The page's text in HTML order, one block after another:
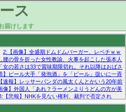
ス
届けします
2:【画像】全盛期ドムドムバーガー、レベチｗｗ
腰の骨を折った女性教諭、火事を起こした張本人
女の若さは33で賞味期限切れ。それ以降はおばさ
】ビール大手「発泡酒」を「ビール」扱いに一斉
速報】レッサーパンダの風太くんとかいう20年前
像】外国人「あれ？ラーメンよりうどんの方が美
【悲報】NHKを見ない権利、裁判で否定され
間違いでした」(1) 10:【悲報】日本企業の人手不